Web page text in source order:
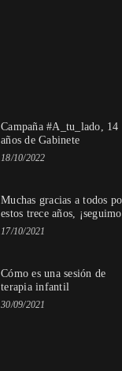
Campaña #A_tu_lado, 14
años de Gabinete
18/10/2022
Muchas gracias a todos
estos trece años,
17/10/2021
Cómo es una sesión de
terapia infantil
30/09/2021